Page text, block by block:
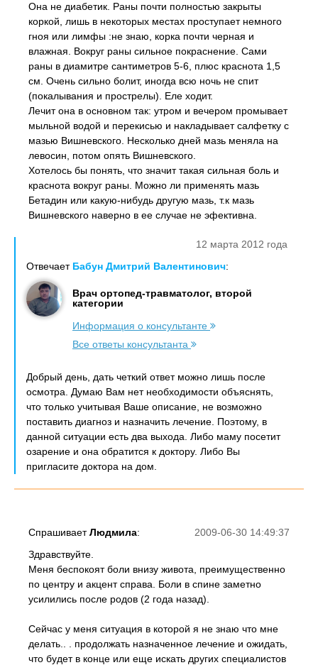
Она не диабетик. Раны почти полностью закрыты
коркой, лишь в некоторых местах проступает немного
гноя или лимфы :не знаю, корка почти черная и
влажная. Вокруг раны сильное покраснение. Сами
раны в диамитре сантиметров 5-6, плюс краснота 1,5
см. Очень сильно болит, иногда всю ночь не спит
(покалывания и прострелы). Еле ходит.
Лечит она в основном так: утром и вечером промывает
мыльной водой и перекисью и накладывает салфетку с
мазью Вишневского. Несколько дней мазь меняла на
левосин, потом опять Вишневского.
Хотелось бы понять, что значит такая сильная боль и
краснота вокруг раны. Можно ли применять мазь
Бетадин или какую-нибудь другую мазь, т.к мазь
Вишневского наверно в ее случае не эфективна.
12 марта 2012 года
Отвечает Бабун Дмитрий Валентинович:
Врач ортопед-травматолог, второй
категории
Информация о консультанте
Все ответы консультанта
Добрый день, дать четкий ответ можно лишь после
осмотра. Думаю Вам нет необходимости объяснять,
что только учитывая Ваше описание, не возможно
поставить диагноз и назначить лечение. Поэтому, в
данной ситуации есть два выхода. Либо маму посетит
озарение и она обратится к доктору. Либо Вы
пригласите доктора на дом.
2009-06-30 14:49:37
СпрашиваетЛюдмила:
Здравствуйте.
Меня беспокоят боли внизу живота, преимущественно
по центру и акцент справа. Боли в спине заметно
усилились после родов (2 года назад).
Сейчас у меня ситуация в которой я не знаю что мне
делать.. . продолжать назначенное лечение и ожидать,
что будет в конце или еще искать других специалистов